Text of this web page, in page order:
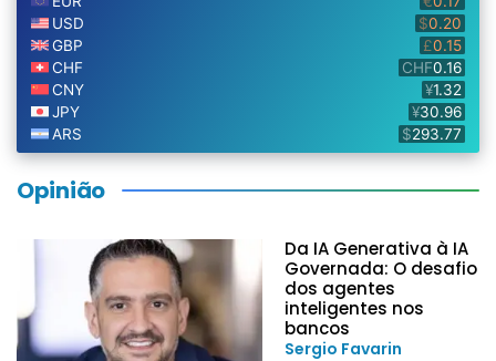
Opinião
Da IA Generativa à IA
Governada: O desafio
dos agentes
inteligentes nos
bancos
Sergio Favarin